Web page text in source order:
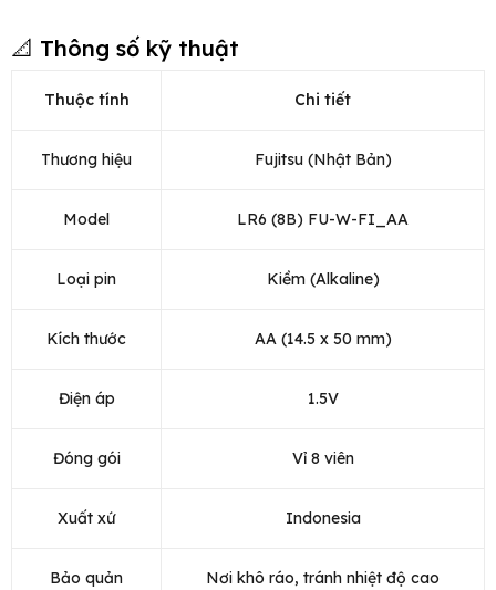
📐 Thông số kỹ thuật
Thuộc tính Chi tiết
Thương hiệu Fujitsu (Nhật Bản)
Model LR6 (8B) FU-W-FI_AA
Loại pin Kiềm (Alkaline)
Kích thước AA (14.5 x 50 mm)
Điện áp 1.5V
Đóng gói Vỉ 8 viên
Xuất xứ Indonesia
Bảo quản Nơi khô ráo, tránh nhiệt độ cao